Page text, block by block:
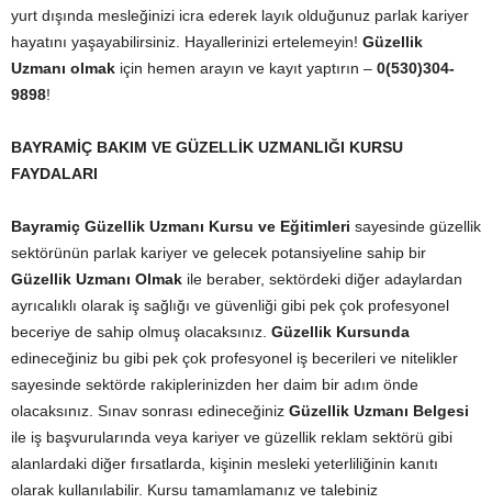
yurt dışında mesleğinizi icra ederek layık olduğunuz parlak kariyer
hayatını yaşayabilirsiniz. Hayallerinizi ertelemeyin! Güzellik
Uzmanı olmak için hemen arayın ve kayıt yaptırın – 0(530)304-
9898!
BAYRAMİÇ BAKIM VE GÜZELLİK UZMANLIĞI KURSU
FAYDALARI
Bayramiç Güzellik Uzmanı Kursu ve Eğitimleri sayesinde güzellik
sektörünün parlak kariyer ve gelecek potansiyeline sahip bir
Güzellik Uzmanı Olmak ile beraber, sektördeki diğer adaylardan
ayrıcalıklı olarak iş sağlığı ve güvenliği gibi pek çok profesyonel
beceriye de sahip olmuş olacaksınız. Güzellik Kursunda
edineceğiniz bu gibi pek çok profesyonel iş becerileri ve nitelikler
sayesinde sektörde rakiplerinizden her daim bir adım önde
olacaksınız. Sınav sonrası edineceğiniz Güzellik Uzmanı Belgesi
ile iş başvurularında veya kariyer ve güzellik reklam sektörü gibi
alanlardaki diğer fırsatlarda, kişinin mesleki yeterliliğinin kanıtı
olarak kullanılabilir. Kursu tamamlamanız ve talebiniz